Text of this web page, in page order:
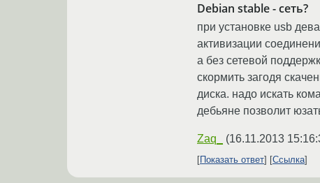
Debian stable - сеть?
при установке usb
активизации
а без сетевой
скормить загодя
диска. надо искать
дебьяне позволит
Zaq_ (16.11.2013
Показать ответ
Ссылка